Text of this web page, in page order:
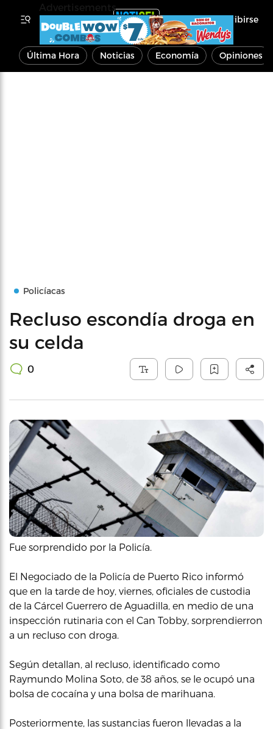
Inscribirse
Última Hora Noticias Economía Opiniones
Policíacas
Recluso escondía droga en
su celda
0
Fue sorprendido por la Policía.
El Negociado de la Policía de Puerto Rico informó
que en la tarde de hoy, viernes, oficiales de custodia
de la Cárcel Guerrero de Aguadilla, en medio de una
inspección rutinaria con el Can Tobby, sorprendierron
a un recluso con droga.
Según detallan, al recluso, identificado como
Raymundo Molina Soto, de 38 años, se le ocupó una
bolsa de cocaína y una bolsa de marihuana.
Posteriormente, las sustancias fueron llevadas a la
Advertisements